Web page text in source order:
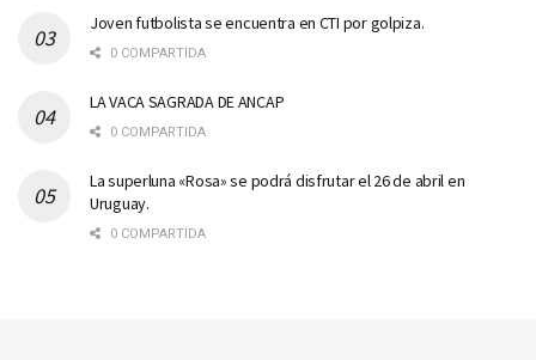
Joven futbolista se encuentra en CTI por golpiza.
0 COMPARTIDA
LA VACA SAGRADA DE ANCAP
0 COMPARTIDA
La superluna «Rosa» se podrá disfrutar el 26 de abril en
Uruguay.
0 COMPARTIDA